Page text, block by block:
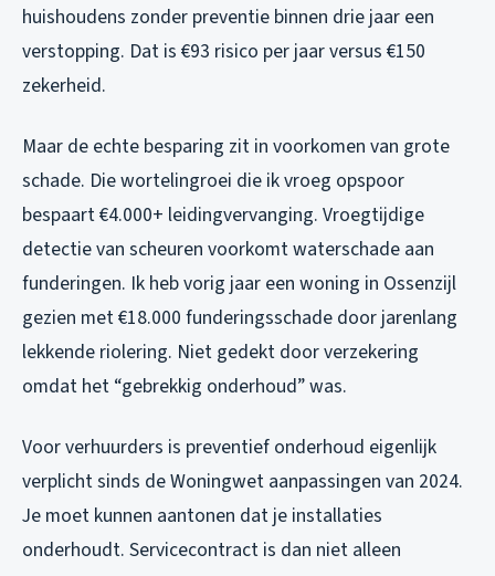
huishoudens zonder preventie binnen drie jaar een
verstopping. Dat is €93 risico per jaar versus €150
zekerheid.
Maar de echte besparing zit in voorkomen van grote
schade. Die wortelingroei die ik vroeg opspoor
bespaart €4.000+ leidingvervanging. Vroegtijdige
detectie van scheuren voorkomt waterschade aan
funderingen. Ik heb vorig jaar een woning in Ossenzijl
gezien met €18.000 funderingsschade door jarenlang
lekkende riolering. Niet gedekt door verzekering
omdat het “gebrekkig onderhoud” was.
Voor verhuurders is preventief onderhoud eigenlijk
verplicht sinds de Woningwet aanpassingen van 2024.
Je moet kunnen aantonen dat je installaties
onderhoudt. Servicecontract is dan niet alleen